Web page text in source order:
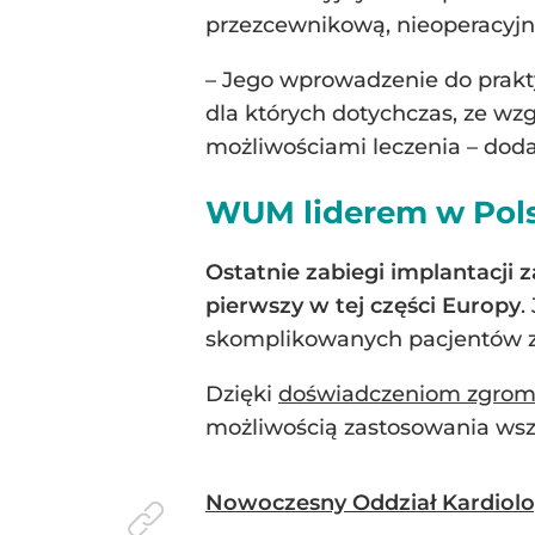
przezcewnikową,
– Jego wprowadzenie do
dla których dotychczas, ze
możliwościami leczenia –
WUM liderem w
Ostatnie zabiegi implantacji
pierwszy w tej części Europy.
skomplikowanych pacjentów
Dzięki doświadczeniom
możliwością zastosowania
Nowoczesny Oddział